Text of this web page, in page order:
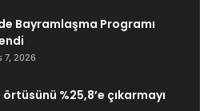
Bayramlaşma Programı
7, 2026
%25,8’e çıkarmayı